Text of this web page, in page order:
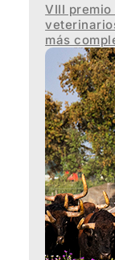
VIII
más